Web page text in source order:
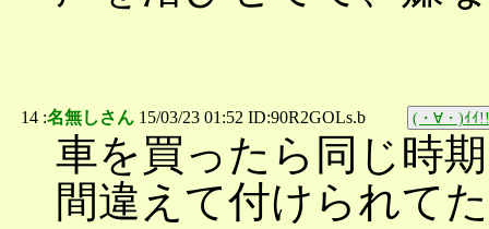
14 :名無しさん 15/03/23 01:52 ID:90R2GOLs.b (・∀・)ｲｲ!!
車を買ったら同じ時
間違えて付けられてた